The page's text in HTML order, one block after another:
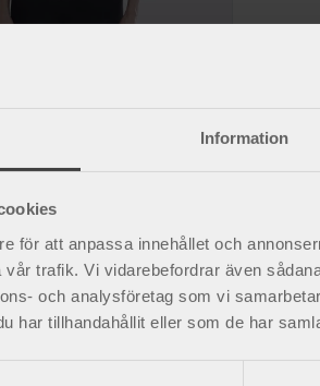
Information
för att anpassa innehållet och
trafik. Vi vidarebefordrar även
och analysföretag som vi
har tillhandahållit eller som de har